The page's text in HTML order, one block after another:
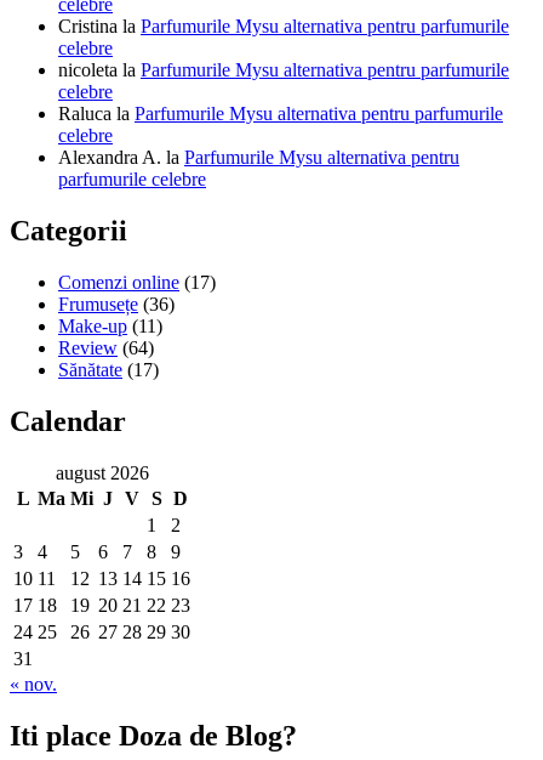
celebre
Cristina la Parfumurile Mysu alternativa pentru parfumurile
celebre
nicoleta la Parfumurile Mysu alternativa pentru parfumurile
celebre
Raluca la Parfumurile Mysu alternativa pentru parfumurile
celebre
Alexandra A. la Parfumurile Mysu alternativa pentru
parfumurile celebre
Categorii
Comenzi online (17)
Frumusețe (36)
Make-up (11)
Review (64)
Sănătate (17)
Calendar
august 2026
L Ma Mi J V S D
1
2
3
4 5 6 7 8
9
10 11 12 13 14 15 16
17 18 19 20 21 22 23
24 25 26 27 28 29 30
31
« nov.
Iti place Doza de Blog?